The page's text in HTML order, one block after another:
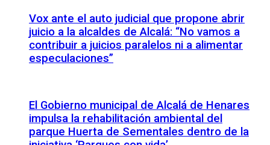
Vox ante el auto judicial que propone abrir
juicio a la alcaldes de Alcalá: “No vamos a
contribuir a juicios paralelos ni a alimentar
especulaciones”
El Gobierno municipal de Alcalá de Henares
impulsa la rehabilitación ambiental del
parque Huerta de Sementales dentro de la